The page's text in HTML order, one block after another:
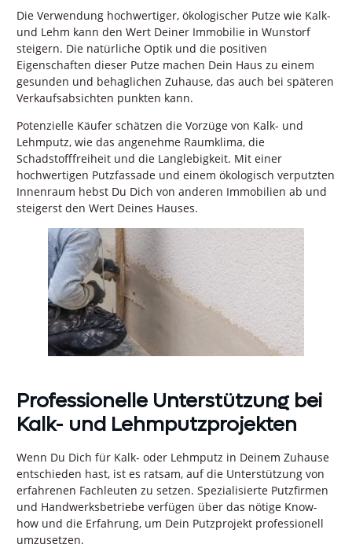
Die Verwendung hochwertiger, ökologischer Putze wie Kalk-
und Lehm kann den Wert Deiner Immobilie in Wunstorf
steigern. Die natürliche Optik und die positiven
Eigenschaften dieser Putze machen Dein Haus zu einem
gesunden und behaglichen Zuhause, das auch bei späteren
Verkaufsabsichten punkten kann.
Potenzielle Käufer schätzen die Vorzüge von Kalk- und
Lehmputz, wie das angenehme Raumklima, die
Schadstofffreiheit und die Langlebigkeit. Mit einer
hochwertigen Putzfassade und einem ökologisch verputzten
Innenraum hebst Du Dich von anderen Immobilien ab und
steigerst den Wert Deines Hauses.
Professionelle Unterstützung bei
Kalk- und Lehmputzprojekten
Wenn Du Dich für Kalk- oder Lehmputz in Deinem Zuhause
entschieden hast, ist es ratsam, auf die Unterstützung von
erfahrenen Fachleuten zu setzen. Spezialisierte Putzfirmen
und Handwerksbetriebe verfügen über das nötige Know-
how und die Erfahrung, um Dein Putzprojekt professionell
umzusetzen.